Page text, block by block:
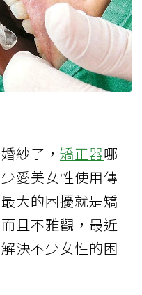
紗了， 矯正器哪
愛美女性使用傳
大的困擾就是矯
且不雅觀，最近
解決不少女性的困